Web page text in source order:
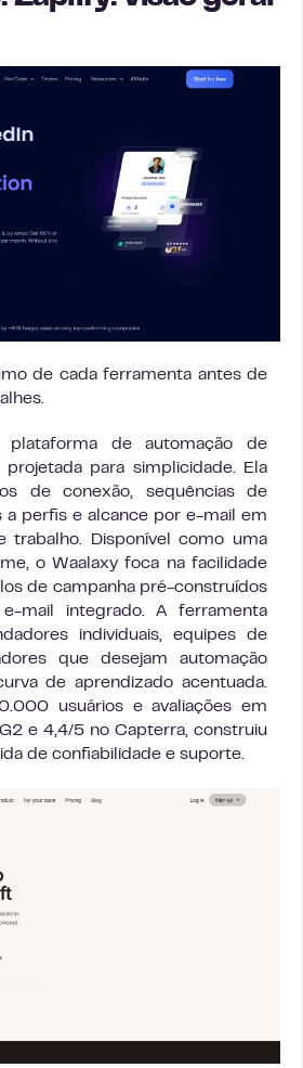
de cada ferramenta antes de
de automação de
para simplicidade. Ela
de conexão, sequências de
a perfis e alcance por e-mail em
trabalho. Disponível como uma
o Waalaxy foca na facilidade
de campanha pré-construídos
mail integrado. A ferramenta
individuais, equipes de
que desejam automação
de aprendizado acentuada.
usuários e avaliações em
e 4,4/5 no Capterra, construiu
de confiabilidade e suporte.